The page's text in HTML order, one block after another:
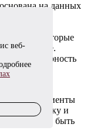
на данных
Первые
вторые
экспертизе.
достоверность
пациенты
диагностику и
должен быть
веб-